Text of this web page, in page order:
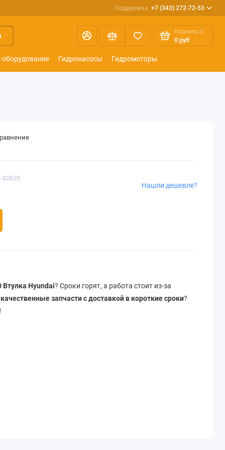
Поддержка +7 (343) 272-72-53
Корзина 0
0 руб
оборудование Гидронасосы Гидромоторы
82620
Нашли дешевле?
Втулка Hyundai? Сроки горят, а работа стоит из-за
качественные запчасти с доставкой в короткие сроки?